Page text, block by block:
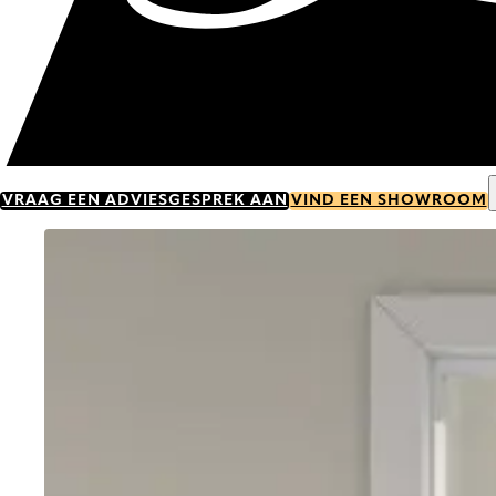
VRAAG EEN ADVIESGESPREK AAN VIND EEN SHOWROOM
Go to item 0